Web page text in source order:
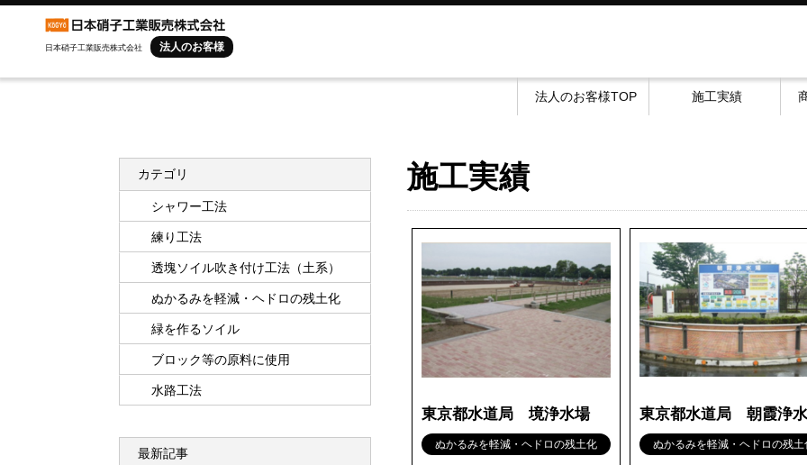
日本硝子工業販売株式会社 法人のお客様
法人のお客様TOP 施工実績
施工実績
東京都水道局 境浄水場
ぬかるみを軽減・ヘドロの残土化
東京都水道局 朝霞浄
ぬかるみを軽減・ヘドロの残土
カテゴリ
シャワー工法
練り工法
透塊ソイル吹き付け工法（土系）
ぬかるみを軽減・ヘドロの残土化
緑を作るソイル
ブロック等の原料に使用
水路工法
最新記事